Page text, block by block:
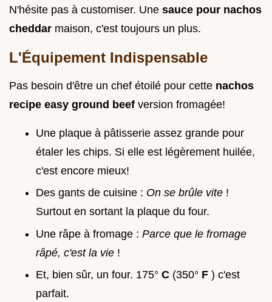
N'hésite pas à customiser. Une sauce pour nachos
cheddar maison, c'est toujours un plus.
L'Équipement Indispensable
Pas besoin d'être un chef étoilé pour cette nachos
recipe easy ground beef version fromagée!
Une plaque à pâtisserie assez grande pour
étaler les chips. Si elle est légèrement huilée,
c'est encore mieux!
Des gants de cuisine : On se brûle vite !
Surtout en sortant la plaque du four.
Une râpe à fromage : Parce que le fromage
râpé, c'est la vie !
Et, bien sûr, un four. 175° C (350° F ) c'est
parfait.